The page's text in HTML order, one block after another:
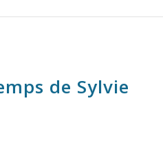
de Sylvie